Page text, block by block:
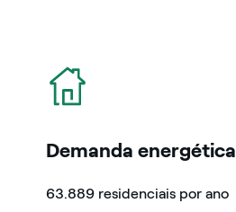
icon
Demanda energética
63.889 residenciais por ano